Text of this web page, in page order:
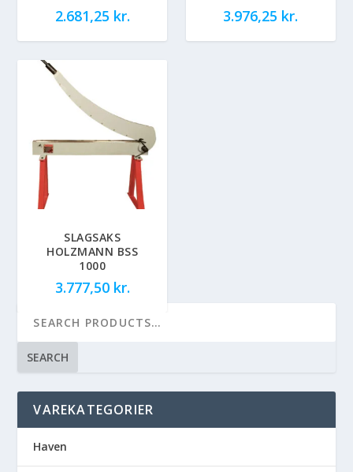
2.681,25 kr. 3.976,25 kr.
SLAGSAKS
HOLZMANN BSS
1000
3.777,50 kr.
SEARCH
VAREKATEGORIER
Haven